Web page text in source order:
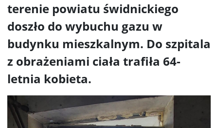
terenie powiatu świdnickiego
doszło do wybuchu gazu w
budynku mieszkalnym. Do szpitala
z obrażeniami ciała trafiła 64-
letnia kobieta.